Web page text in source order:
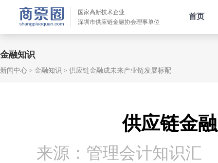
国家高新技术企业
深圳市供应链金融协会理事单位
首页
金融知识
新闻中心 金融知识 供应链金融成未来产业链发展标配
供应链金
来源：管理会计知识汇